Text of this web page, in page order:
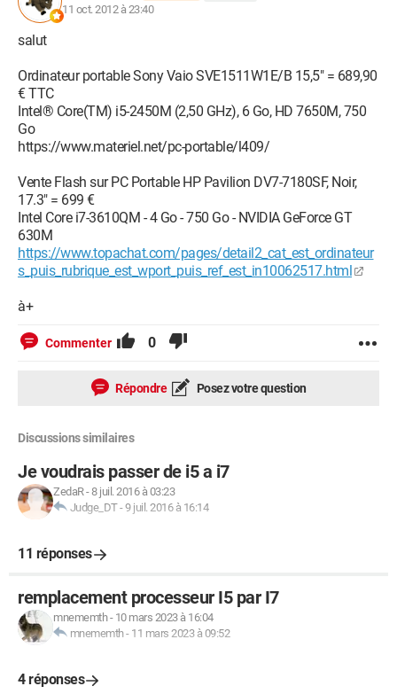
11 oct. 2012 à 23:40
salut
Ordinateur portable Sony Vaio SVE1511W1E/B 15,5" = 689,90
€ TTC
Intel® Core(TM) i5-2450M (2,50 GHz), 6 Go, HD 7650M, 750
Go
https://www.materiel.net/pc-portable/l409/
Vente Flash sur PC Portable HP Pavilion DV7-7180SF, Noir,
17.3" = 699 €
Intel Core i7-3610QM - 4 Go - 750 Go - NVIDIA GeForce GT
630M
https://www.topachat.com/pages/detail2_cat_est_ordinateur
s_puis_rubrique_est_wport_puis_ref_est_in10062517.html
à+
Commenter 0
Répondre Posez votre question
Discussions similaires
Je voudrais passer de i5 a i7
ZedaR-8 juil. 2016 à 03:23
Judge_DT-9 juil. 2016 à 16:14
11 réponses
remplacement processeur I5 par I7
mnememth- 10 mars 2023 à 16:04
mnememth- 11 mars 2023 à 09:52
4 réponses